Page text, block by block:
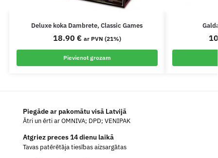
Deluxe koka Dambrete, Classic Games
18.90 € ar PVN (21%)
Pievienot grozam
Piegāde ar pakomātu visā Latvijā
Ātri un ērti ar OMNIVA; DPD; VENIPAK
Atgriez preces 14 dienu laikā
Tavas patērētāja tiesības aizsargātas